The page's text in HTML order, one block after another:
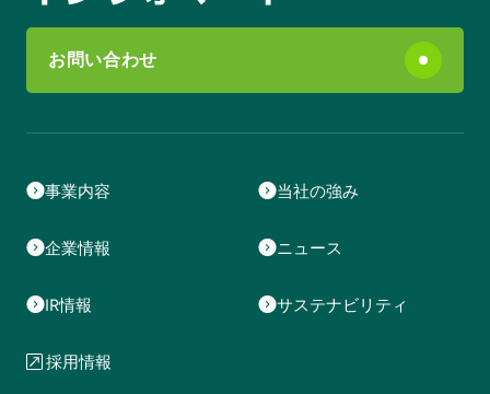
お問い合わせ
事業内容 当社の強み
企業情報 ニュース
IR情報 サステナビリティ
採用情報